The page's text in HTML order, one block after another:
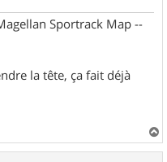
Sportrack Map --
la tête, ça fait déjà
a